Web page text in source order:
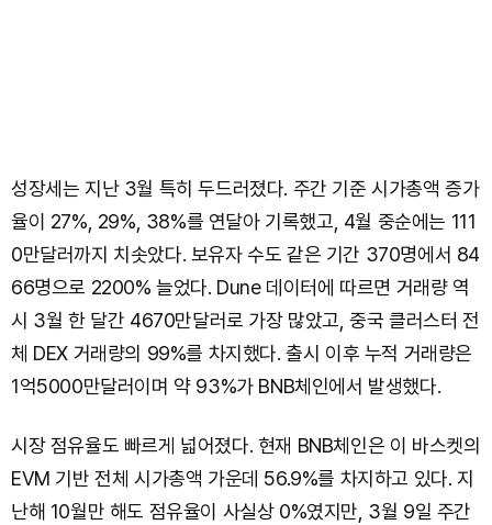
성장세는 지난 3월 특히 두드러졌다. 주간 기준 시가총액 증가
율이 27%, 29%, 38%를 연달아 기록했고, 4월 중순에는 111
0만달러까지 치솟았다. 보유자 수도 같은 기간 370명에서 84
66명으로 2200% 늘었다. Dune 데이터에 따르면 거래량 역
시 3월 한 달간 4670만달러로 가장 많았고, 중국 클러스터 전
체 DEX 거래량의 99%를 차지했다. 출시 이후 누적 거래량은
1억5000만달러이며 약 93%가 BNB체인에서 발생했다.
시장 점유율도 빠르게 넓어졌다. 현재 BNB체인은 이 바스켓의
EVM 기반 전체 시가총액 가운데 56.9%를 차지하고 있다. 지
난해 10월만 해도 점유율이 사실상 0%였지만, 3월 9일 주간